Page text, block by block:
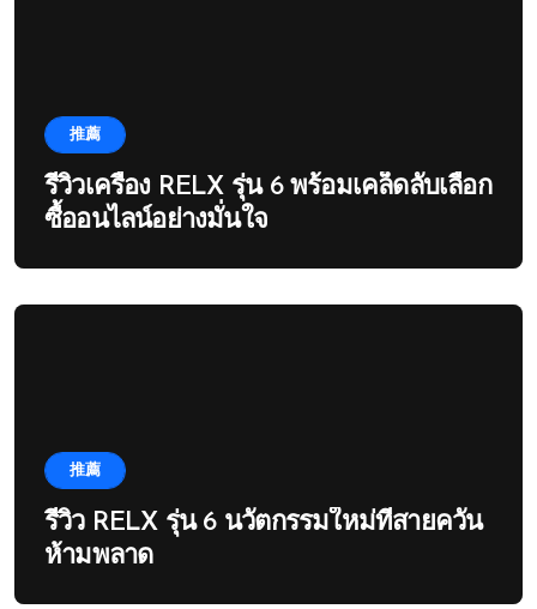
推薦
รีวิวเครื่อง RELX รุ่น 6 พร้อมเคล็ดลับเลือก
ซื้ออนไลน์อย่างมั่นใจ
推薦
รีวิว RELX รุ่น 6 นวัตกรรมใหม่ที่สายควัน
ห้ามพลาด